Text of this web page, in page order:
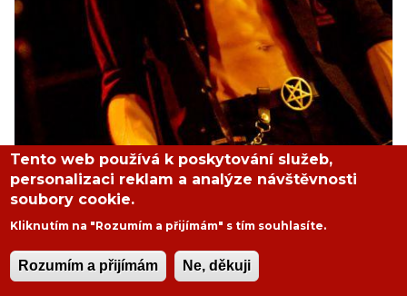
Tento web používá k poskytování služeb,
personalizaci reklam a analýze návštěvnosti
soubory cookie.
Kliknutím na "Rozumím a přijímám" s tím souhlasíte.
Rozumím a přijímám Ne, děkuji